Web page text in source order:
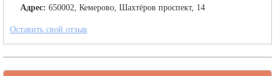
Адрес: 650002, Кемерово, Шахтёров проспект, 14
Оставить свой отзыв